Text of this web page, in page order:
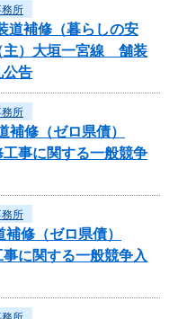
所
補修（暮らしの安
主）大垣一宮線 舗装
公告
所
修（ゼロ県債）
事に関する一般競争
所
修（ゼロ県債）
に関する一般競争入